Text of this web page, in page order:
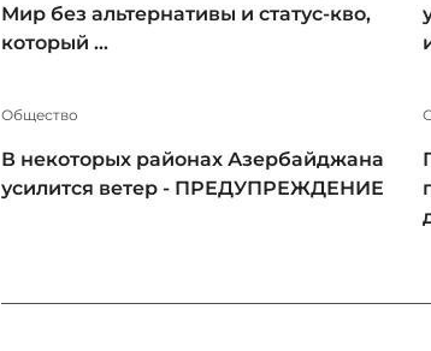
Мир без альтернативы и статус-кво,
который ...
Общество
В некоторых районах Азербайджана
усилится ветер - ПРЕДУПРЕЖДЕНИЕ